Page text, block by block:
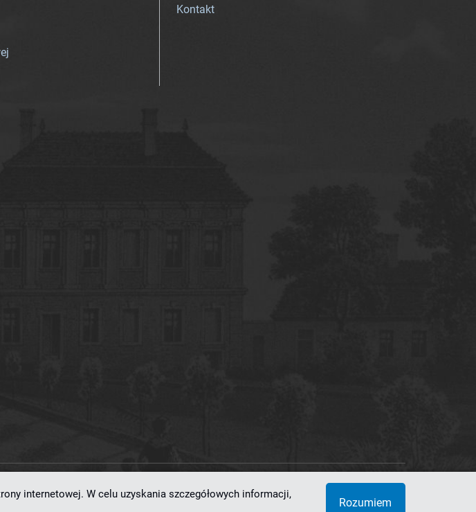
Kontakt
przezPoznańskie Centrum Superkomputerowo-Sieciowe
internetowej. W celu uzyskania szczegółowych informacji,
Rozumiem